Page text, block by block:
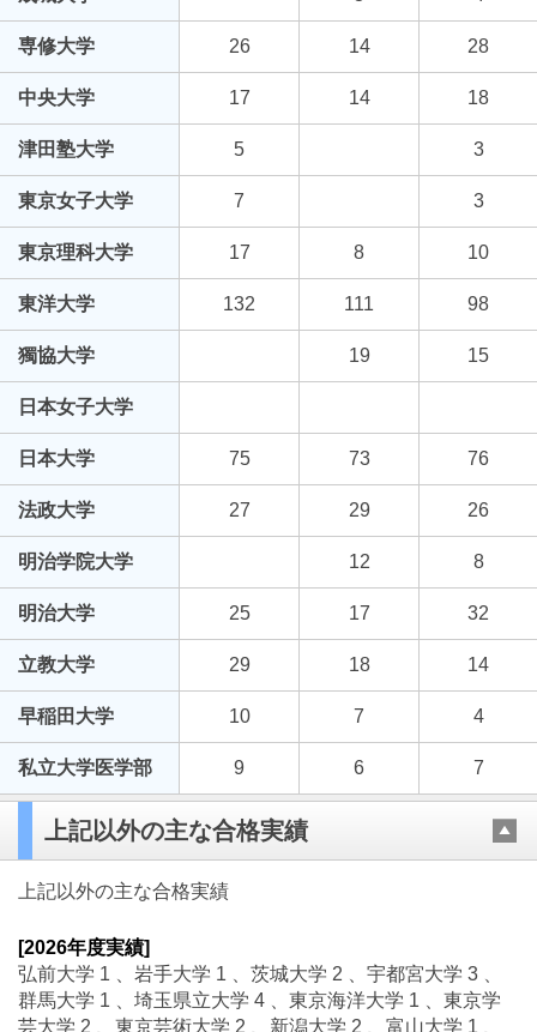
専修大学 26 14 28
中央大学 17 14 18
津田塾大学 5 3
東京女子大学 7 3
東京理科大学 17 8 10
東洋大学 132 111 98
獨協大学 19 15
日本女子大学
日本大学 75 73 76
法政大学 27 29 26
明治学院大学 12 8
明治大学 25 17 32
立教大学 29 18 14
早稲田大学 10 7 4
私立大学医学部 9 6 7
上記以外の主な合格実績
上記以外の主な合格実績
[2026年度実績]
弘前大学 1 、岩手大学 1 、茨城大学 2 、宇都宮大学 3 、
群馬大学 1 、埼玉県立大学 4 、東京海洋大学 1 、東京学
芸大学 2 、東京芸術大学 2 、新潟大学 2 、富山大学 1 、